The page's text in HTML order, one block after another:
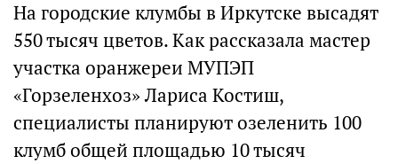
На городские клумбы в Иркутске высадят
550 тысяч цветов. Как рассказала мастер
участка оранжереи МУПЭП
«Горзеленхоз» Лариса Костиш,
специалисты планируют озеленить 100
клумб общей площадью 10 тысяч